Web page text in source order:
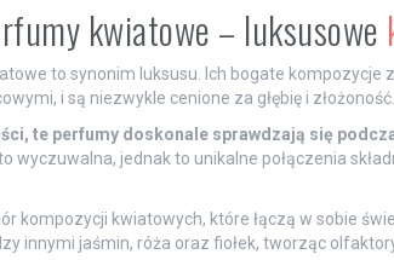
kwiatowe – luksusowe
to synonim luksusu. Ich bogate kompozycje
i są niezwykle cenione za głębię i złożoność.
te perfumy doskonale sprawdzają się
wyczuwalna, jednak to unikalne połączenia
kompozycji kwiatowych, które łączą w sobie
innymi jaśmin, róża oraz fiołek, tworząc